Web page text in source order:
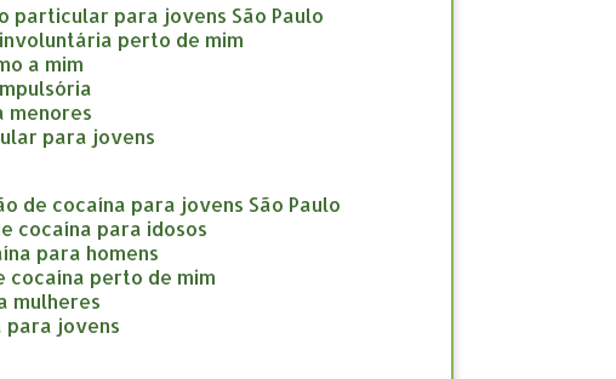
particular para jovens São Paulo
perto de mim
a mim
menores
para jovens
de cocaína para jovens São Paulo
cocaína para idosos
para homens
cocaína perto de mim
mulheres
para jovens